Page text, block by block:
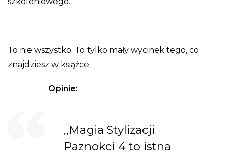
To nie wszystko. To tylko mały wycinek tego, co
znajdziesz w książce.
Opinie:
,,Magia Stylizacji
Paznokci 4 to istna